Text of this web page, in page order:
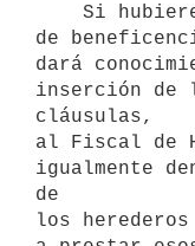
de
dará
inserción de
cláusulas,
al Fiscal de
igualmente
de
los